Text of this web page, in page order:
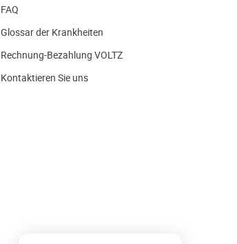
FAQ
Glossar der Krankheiten
Rechnung-Bezahlung VOLTZ
Kontaktieren Sie uns